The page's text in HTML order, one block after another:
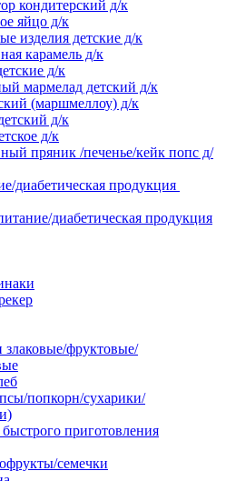
кондитерский д/к
яйцо д/к
изделия детские д/к
карамель д/к
д/к
мармелад детский д/к
(маршмеллоу) д/к
д/к
д/к
пряник /печенье/кейк попс д/
диабетическая продукция
диабетическая продукция
злаковые/фруктовые/
попкорн/сухарики/
приготовления
семечки